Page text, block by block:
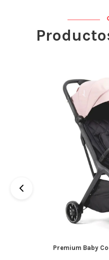
Premium Baby